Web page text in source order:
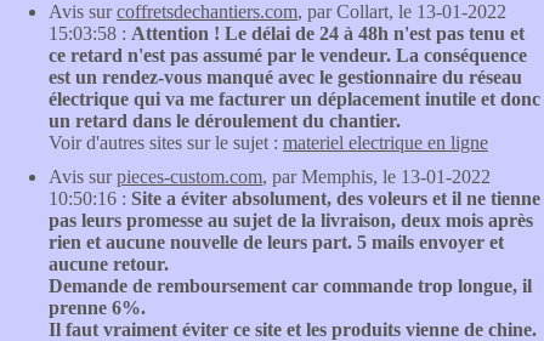
Avis surcoffretsdechantiers.com, par Collart, le 13-01-2022
15:03:58 : Attention ! Le délai de 24 à 48h n'est pas tenu et
ce retard n'est pas assumé par le vendeur. La conséquence
est un rendez-vous manqué avec le gestionnaire du réseau
électrique qui va me facturer un déplacement inutile et donc
un retard dans le déroulement du chantier.
Voir d'autres sites sur le sujet : materiel electrique en ligne
Avis surpieces-custom.com, par Memphis, le 13-01-2022
10:50:16 : Site a éviter absolument, des voleurs et il ne tienne
pas leurs promesse au sujet de la livraison, deux mois après
rien et aucune nouvelle de leurs part. 5 mails envoyer et
aucune retour.
Demande de remboursement car commande trop longue, il
prenne 6%.
Il faut vraiment éviter ce site et les produits vienne de chine.